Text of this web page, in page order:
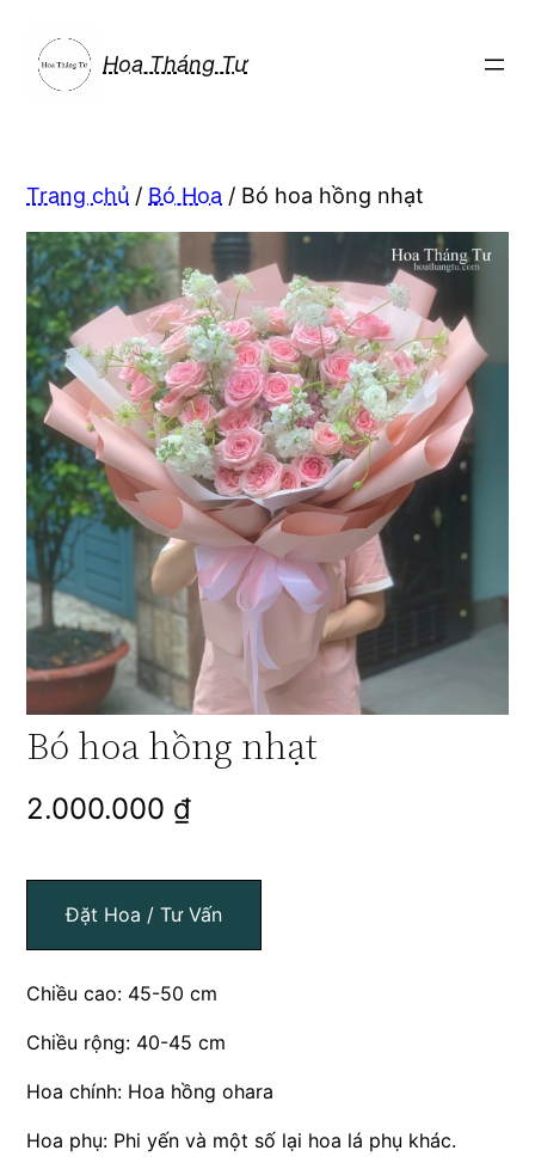
phần
Hoa Tháng Tư
Trang chủ / Bó Hoa / Bó hoa hồng nhạt
Bó hoa hồng nhạt
2.000.000 ₫
Đặt Hoa / Tư Vấn
Chiều cao: 45-50 cm
Chiều rộng: 40-45 cm
Hoa chính: Hoa hồng ohara
Hoa phụ: Phi yến và một số lại hoa lá phụ khác.